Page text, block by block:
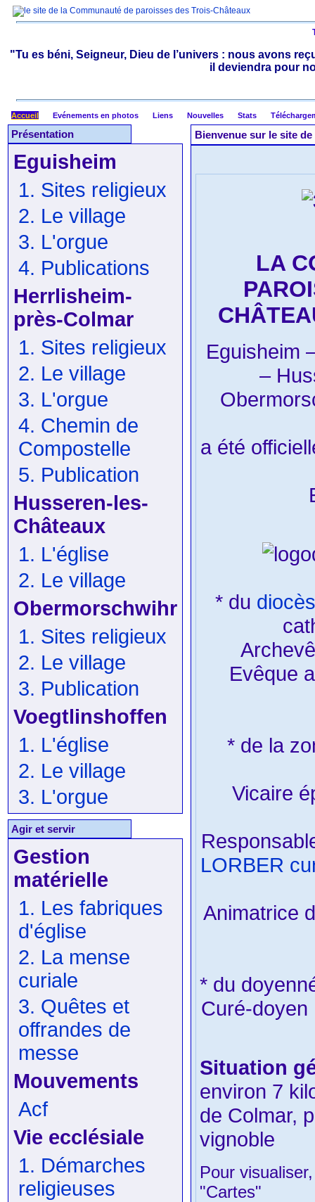
"Tu es béni, Seigneur, Dieu de l’univers : nous avons
il deviendra pour
Accueil Evénements en photos Liens Nouvelles Stats
Présentation
Eguisheim
1. Sites religieux
2. Le village
3. L'orgue
4. Publications
Herrlisheim-
près-Colmar
1. Sites religieux
2. Le village
3. L'orgue
4. Chemin de
Compostelle
5. Publication
Husseren-les-
Châteaux
1. L'église
2. Le village
Obermorschwihr
1. Sites religieux
2. Le village
3. Publication
Voegtlinshoffen
1. L'église
2. Le village
3. L'orgue
Agir et servir
Gestion
matérielle
1. Les fabriques
d'église
2. La mense
curiale
3. Quêtes et
offrandes de
messe
Mouvements
Acf
Vie ecclésiale
1. Démarches
religieuses
Bienvenue sur le site
LA
Eguisheim
–
a été
* du
Evêque
* de la
Vicaire
LORBER
Animatrice
* du
Curé-
Situation
environ 7
de Colmar,
vignoble
Pour
"Cartes"